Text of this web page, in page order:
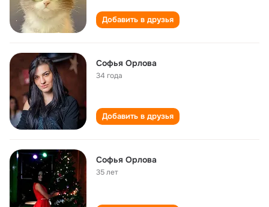
Добавить в друзья
Софья Орлова
34 года
Добавить в друзья
Софья Орлова
35 лет